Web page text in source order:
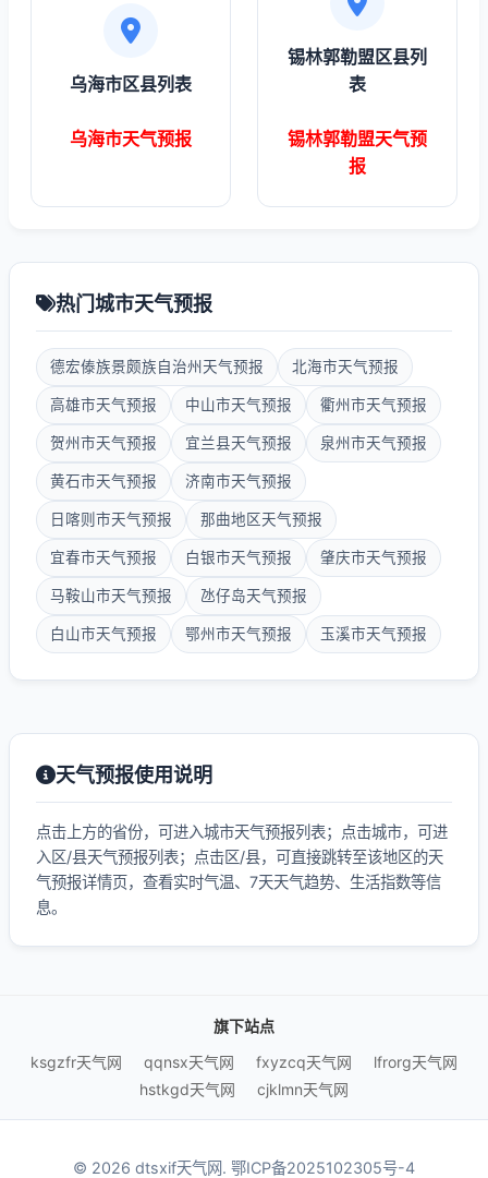
乌海市区县列表
乌海市天气预报
锡林郭勒盟区县列
表
锡林郭勒盟天气预
报
热门城市天气预报
德宏傣族景颇族自治州天气预报 北海市天气预报
高雄市天气预报 中山市天气预报 衢州市天气预报
贺州市天气预报 宜兰县天气预报 泉州市天气预报
黄石市天气预报 济南市天气预报
日喀则市天气预报 那曲地区天气预报
宜春市天气预报 白银市天气预报 肇庆市天气预报
马鞍山市天气预报 氹仔岛天气预报
白山市天气预报 鄂州市天气预报 玉溪市天气预报
天气预报使用说明
点击上方的省份，可进入城市天气预报列表；点击城市，可进
入区/县天气预报列表；点击区/县，可直接跳转至该地区的天
气预报详情页，查看实时气温、7天天气趋势、生活指数等信
息。
旗下站点
ksgzfr天气网
qqnsx天气网 fxyzcq天气网
lfrorg天气网
hstkgd天气网
cjklmn天气网
© 2026 dtsxif天气网. 鄂ICP备2025102305号-4